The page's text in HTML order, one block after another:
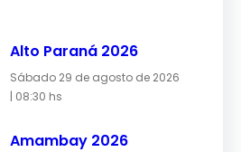
Alto Paraná 2026
Sábado 29 de agosto de 2026
| 08:30 hs
Amambay 2026